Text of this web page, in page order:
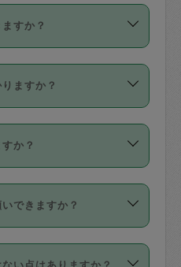
、損害保険の対象外
クグラウンドの方が
ど様々です。
すので、各自の得意
。
スカジさんトレーニ
ルフトレーニングの
け、合格したタスカ
います。
評は１件目のレビュ
カジさんの登録に際
んとの間でタスカジ
業時間内での作業に
範囲は、掃除、洗
壊したり、人にけが
が対象で、補償金額
すか？
点に3日後（72時間
付可能となっていま
集」をかけることが
ますか？
以下の2種類がありま
定期、スポット契約
か？
うメニューはありま
」依頼を活用するこ
ったタスカジさんを
できますか？
タスカジさんの同意